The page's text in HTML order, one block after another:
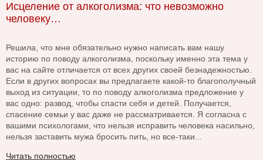
Исцеление от алкоголизма: что невозможно
человеку…
Решила, что мне обязательно нужно написать вам нашу
историю по поводу алкоголизма, поскольку именно эта тема у
вас на сайте отличается от всех других своей безнадежностью.
Если в других вопросах вы предлагаете какой-то благополучный
выход из ситуации, то по поводу алкоголизма предложение у
вас одно: развод, чтобы спасти себя и детей. Получается,
спасение семьи у вас даже не рассматривается. Я согласна с
вашими психологами, что нельзя исправить человека насильно,
нельзя заставить мужа бросить пить, но все-таки...
Читать полностью